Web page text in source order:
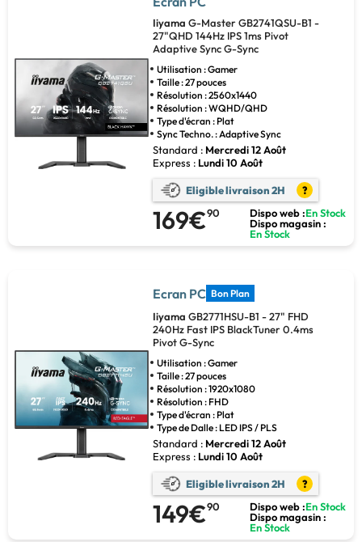
Iiyama G-Master GB2741QSU-B1 -
27"QHD 144Hz IPS 1ms Pivot
Adaptive Sync G-Sync
Utilisation : Gamer
Taille : 27 pouces
Résolution : 2560x1440
Résolution : WQHD/QHD
Type d'écran : Plat
Sync Techno. : Adaptive Sync
Standard : Mercredi 12 Août
Express : Lundi 10 Août
Eligible livraison 2H ?
169€90 Dispo web :En Stock
Dispo magasin :
En Stock
Ecran PC Bon Plan
Iiyama GB2771HSU-B1 - 27" FHD
240Hz Fast IPS BlackTuner 0.4ms
Pivot G-Sync
Utilisation : Gamer
Taille : 27 pouces
Résolution : 1920x1080
Résolution : FHD
Type d'écran : Plat
Type de Dalle : LED IPS / PLS
Standard : Mercredi 12 Août
Express : Lundi 10 Août
Eligible livraison 2H ?
149€90 Dispo web :En Stock
Dispo magasin :
En Stock